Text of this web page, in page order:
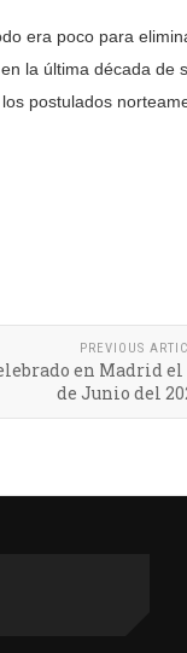
poco para eliminar
la última década de
postulados
PREVIOUS
en Madrid el
de Junio del